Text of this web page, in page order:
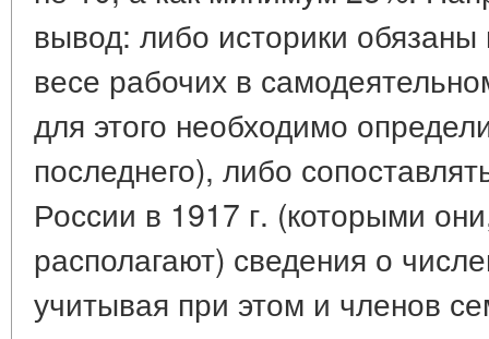
вывод: либо историки
весе рабочих в
для этого необходимо
последнего), либо
России в 1917 г. (которыми
располагают) сведения о
учитывая при этом и членов